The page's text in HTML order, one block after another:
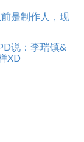
是制作人，现
说：李瑞镇&
XD